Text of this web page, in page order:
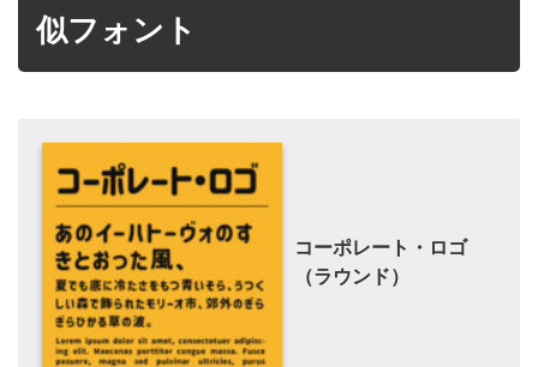
似フォント
コーポレート・ロゴ
（ラウンド）